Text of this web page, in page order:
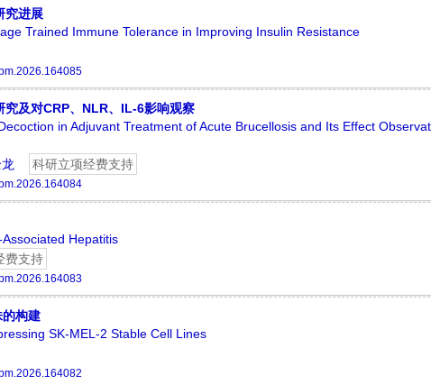
究进展
Trained Immune Tolerance in Improving Insulin Resistance
及对CRP、NLR、IL-6影响观察
in Adjuvant Treatment of Acute Brucellosis and Its Effect
科研立项经费支持
Hepatitis
费支持
构建
SK-MEL-2 Stable Cell Lines